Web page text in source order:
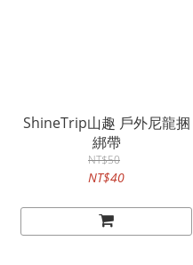
ShineTrip山趣 戶外尼龍捆
綁帶
NT$50
NT$40